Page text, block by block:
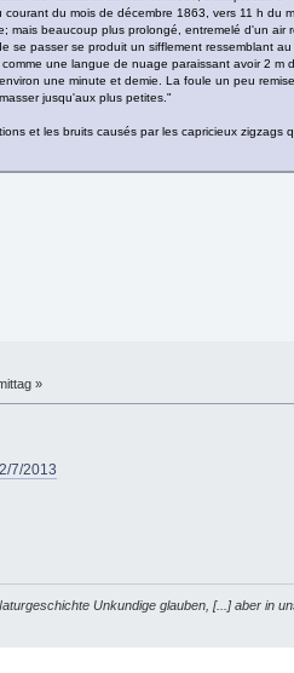
du mois de décembre 1863, vers 11 h
mais beaucoup plus prolongé, entremelé d'un
se passer se produit un sifflement ressemblant
une langue de nuage paraissant avoir 2
une minute et demie. La foule un peu
jusqu'aux plus petites."
et les bruits causés par les capricieux
»
7/2013
Unkundige glauben, [...] aber in